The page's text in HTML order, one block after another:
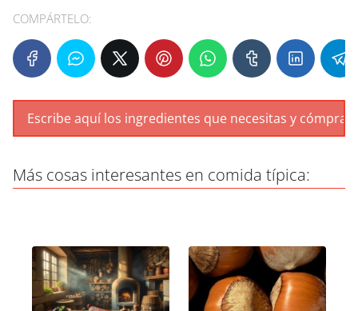
COMPÁRTELO:
Más cosas interesantes en comida típica: